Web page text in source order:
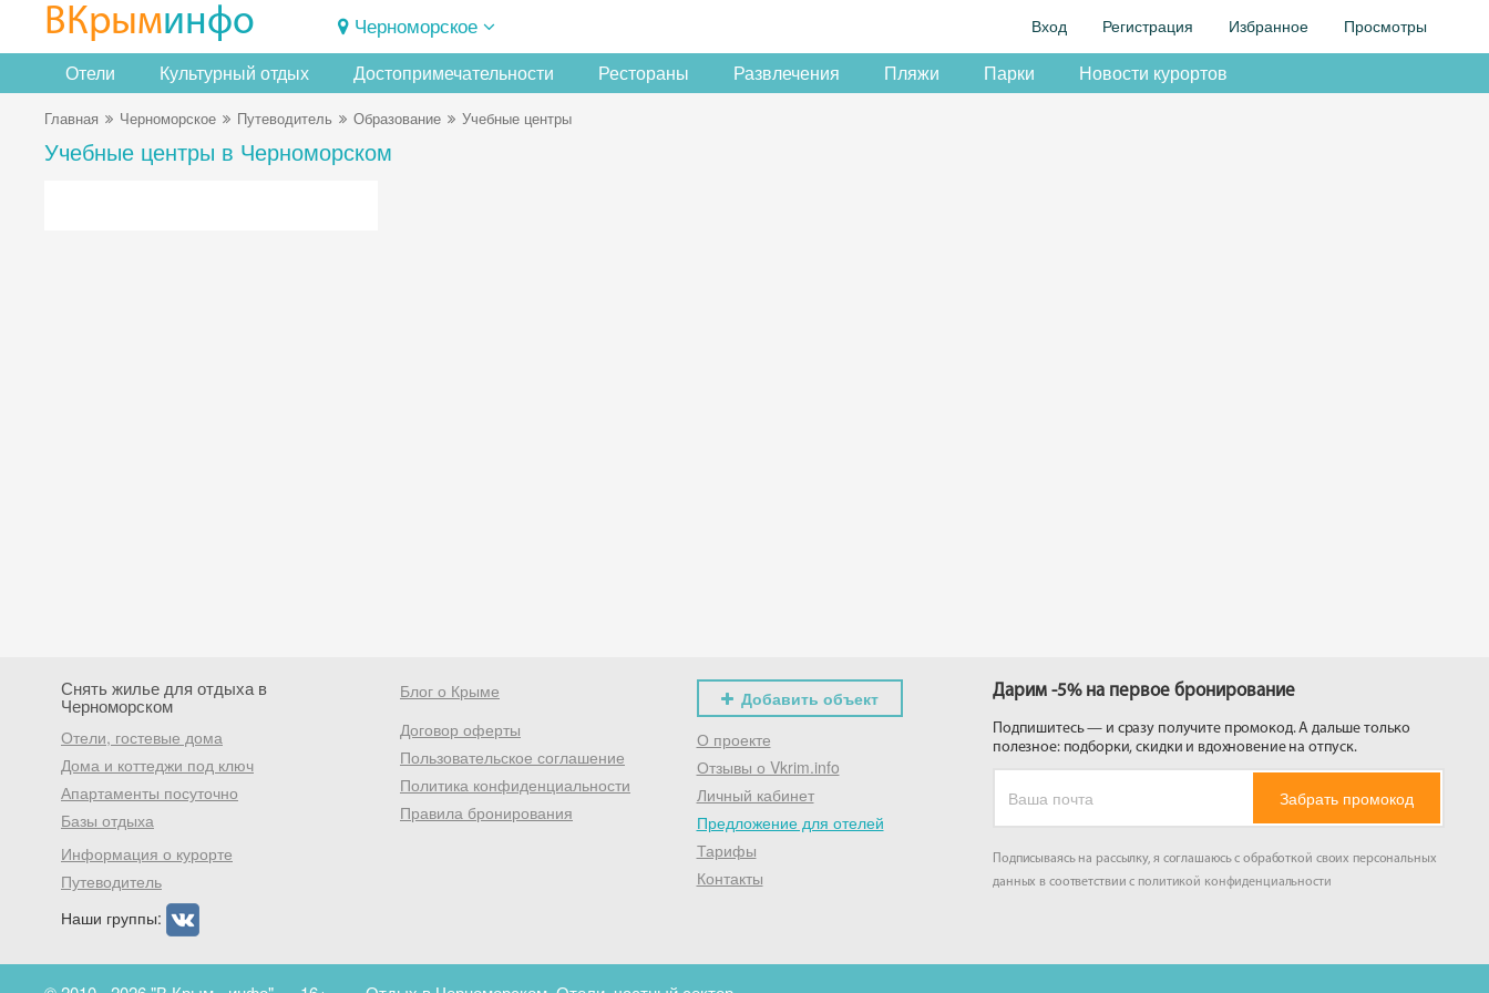
ВКрыминфо Черноморское Вход Регистрация Избранное Просмотры
Отели Культурный отдых Достопримечательности Рестораны Развлечения Пляжи Парки Новости курортов
Главная Черноморское Путеводитель Образование Учебные центры
Учебные центры в Черноморском
Снять жилье для отдыха в
Черноморском
Отели, гостевые дома
Дома и коттеджи под ключ
Апартаменты посуточно
Базы отдыха
Информация о курорте
Путеводитель
Наши группы:
Блог о Крыме
Договор оферты
Пользовательское соглашение
Политика конфиденциальности
Правила бронирования
Добавить объект
О проекте
Отзывы о Vkrim.info
Личный кабинет
Предложение для отелей
Тарифы
Контакты
Дарим -5% на первое бронирование
Подпишитесь — и сразу получите промокод. А дальше только
полезное: подборки, скидки и вдохновение на отпуск.
Забрать промокод
Подписываясь на рассылку, я соглашаюсь с обработкой своих персональных
данных в соответствии с политикой конфиденциальности